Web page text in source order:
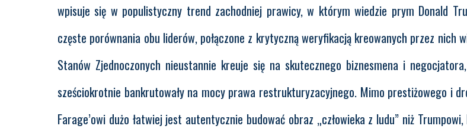
wpisuje się w populistyczny trend zachodniej prawicy, w którym wiedzie prym Donald
częste porównania obu liderów, połączone z krytyczną weryfikacją kreowanych przez nich
Stanów Zjednoczonych nieustannie kreuje się na skutecznego biznesmena i
sześciokrotnie bankrutowały na mocy prawa restrukturyzacyjnego. Mimo prestiżowego i
Farage’owi dużo łatwiej jest autentycznie budować obraz „człowieka z ludu” niż